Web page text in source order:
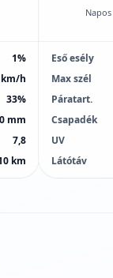
1%
km/h
33%
mm
7,8
km
Eső esély
Max szél
Páratart.
Csapadék
UV
Látótáv